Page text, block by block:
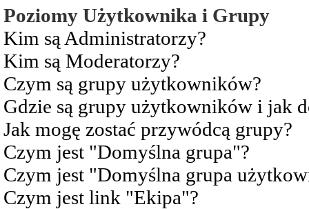
Poziomy Użytkownika i Grupy
Kim są Administratorzy?
Kim są Moderatorzy?
Czym są grupy użytkowników?
Gdzie są grupy użytkowników i jak
Jak mogę zostać przywódcą grupy?
Czym jest "Domyślna grupa"?
Czym jest "Domyślna grupa
Czym jest link "Ekipa"?